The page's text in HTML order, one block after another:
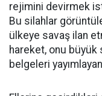
rejimini devirmek
Bu silahlar
ülkeye savaş ilan
hareket, onu büyük
belgeleri